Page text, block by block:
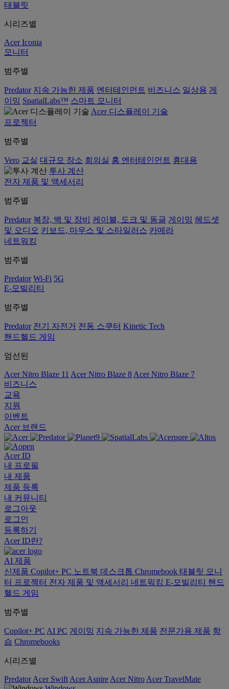
태블릿
시리즈별
Acer Iconia
모니터
범주별
Predator 지속 가능한 제품 엔터테인먼트 비즈니스 일상용 게
이밍 SpatialLabs™ 스마트 모니터
Acer 디스플레이 기술
프로젝터
범주별
Vero 교실 대규모 장소 회의실 홈 엔터테인먼트 휴대용
투사 계산
전자 제품 및 액세서리
범주별
Predator 복장, 백 및 장비 케이블, 도크 및 동글 게이밍 헤드셋
및 오디오 키보드, 마우스 및 스타일러스 카메라
네트워킹
범주별
Predator Wi-Fi 5G
E-모빌리티
범주별
Predator 전기 자전거 전동 스쿠터 Kinetic Tech
핸드헬드 게임
엄선된
Acer Nitro Blaze 11 Acer Nitro Blaze 8 Acer Nitro Blaze 7
비즈니스
교육
지원
이벤트
Acer 브랜드
Acer ID
내 프로필
내 제품
제품 등록
내 커뮤니티
로그아웃
로그인
등록하기
Acer ID란?
AI 제품
신제품 Copilot+ PC 노트북 데스크톱 Chromebook 태블릿 모니
터 프로젝터 전자 제품 및 액세서리 네트워킹 E-모빌리티 핸드
헬드 게임
범주별
Copilot+ PC AI PC 게이밍 지속 가능한 제품 전문가용 제품 학
습 Chromebooks
시리즈별
Predator Acer Swift Acer Aspire Acer Nitro Acer TravelMate